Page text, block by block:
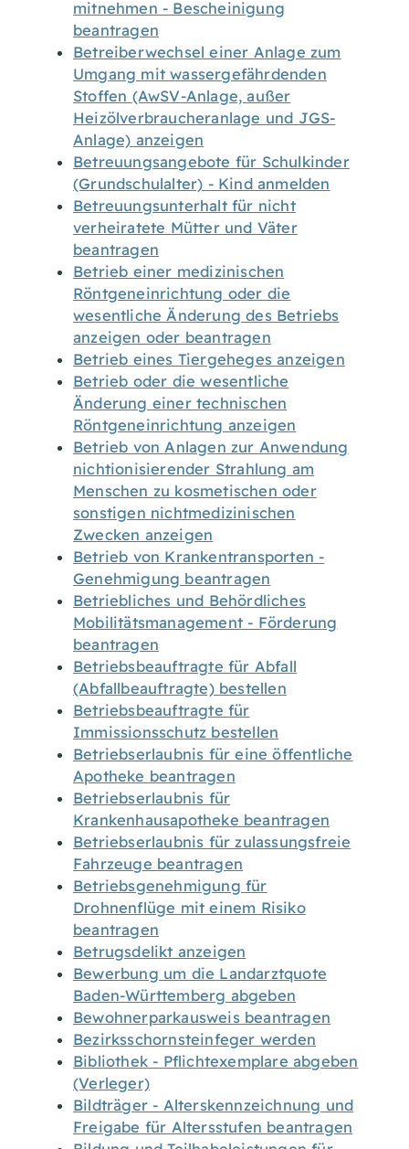
mitnehmen - Bescheinigung
beantragen
Betreiberwechsel einer Anlage zum
Umgang mit wassergefährdenden
Stoffen (AwSV-Anlage, außer
Heizölverbraucheranlage und JGS-
Anlage) anzeigen
Betreuungsangebote für Schulkinder
(Grundschulalter) - Kind anmelden
Betreuungsunterhalt für nicht
verheiratete Mütter und Väter
beantragen
Betrieb einer medizinischen
Röntgeneinrichtung oder die
wesentliche Änderung des Betriebs
anzeigen oder beantragen
Betrieb eines Tiergeheges anzeigen
Betrieb oder die wesentliche
Änderung einer technischen
Röntgeneinrichtung anzeigen
Betrieb von Anlagen zur Anwendung
nichtionisierender Strahlung am
Menschen zu kosmetischen oder
sonstigen nichtmedizinischen
Zwecken anzeigen
Betrieb von Krankentransporten -
Genehmigung beantragen
Betriebliches und Behördliches
Mobilitätsmanagement - Förderung
beantragen
Betriebsbeauftragte für Abfall
(Abfallbeauftragte) bestellen
Betriebsbeauftragte für
Immissionsschutz bestellen
Betriebserlaubnis für eine öffentliche
Apotheke beantragen
Betriebserlaubnis für
Krankenhausapotheke beantragen
Betriebserlaubnis für zulassungsfreie
Fahrzeuge beantragen
Betriebsgenehmigung für
Drohnenflüge mit einem Risiko
beantragen
Betrugsdelikt anzeigen
Bewerbung um die Landarztquote
Baden-Württemberg abgeben
Bewohnerparkausweis beantragen
Bezirksschornsteinfeger werden
Bibliothek - Pflichtexemplare abgeben
(Verleger)
Bildträger - Alterskennzeichnung und
Freigabe für Altersstufen beantragen